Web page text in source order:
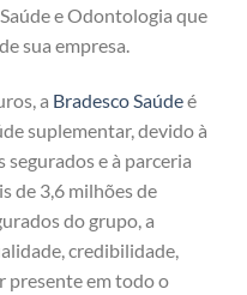
e Odontologia que
sua empresa.
a Bradesco Saúdeé
suplementar, devido à
segurados e à parceria
de 3,6 milhões de
do grupo, a
credibilidade,
presente em todo o